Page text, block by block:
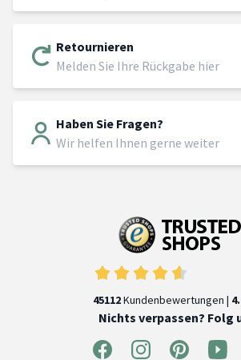
Retournieren
Melden Sie Ihre Rückgabe hier
Haben Sie Fragen?
Wir helfen Ihnen gerne weiter
45112Kundenbewertungen |
Nichts verpassen? Folg